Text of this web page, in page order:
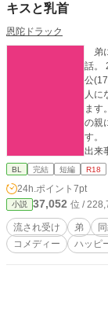
で応援団団長として頑
を駆使して亜紀の写真
シコるのが毎晩の日課
に気をつけている。で
設定ですが、16歳の
が18歳になるまでは
飲みませんか？』『こ
「雨上がり珈琲店」の
校は朝香が配達してい
めテイストにしている
ました。現代でありな
たいのですがとにかく
た懐かしのライトノベ
キスと乳首
恩陀ドラック
弟
話。 202X年の日本のどこかが舞台です。 流されやすい主人
公
人に
ます
の親
す。 この作品はフィクションです。登場する人物・団体・
出来
ませ
BL 完結 短編 R18
24h.ポイント 7pt
小説 37,052 位 /
流され受け 弟
コメディー
ハッピ